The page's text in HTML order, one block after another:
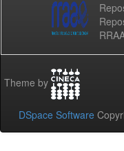
Theme by
DSpace Software